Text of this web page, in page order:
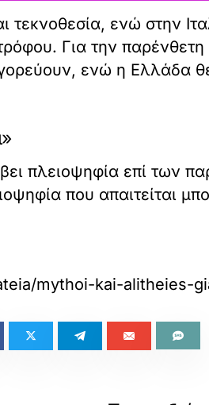
τεκνοθεσία, ενώ στην
Για την
ενώ η Ελλάδα
πλειοψηφία επί των
που απαιτείται
mythoi-kai-